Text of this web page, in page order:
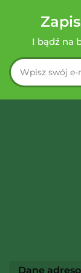
I bądź na
Dane